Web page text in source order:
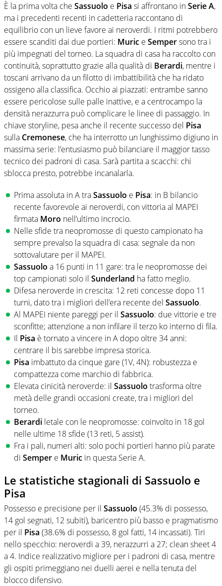
È la prima volta che Sassuolo e Pisa si affrontano inSerie A,
ma i precedenti recenti in cadetteria raccontano di
equilibrio con un lieve favore ai neroverdi. I ritmi potrebbero
essere scanditi dai due portieri: Muric e Sempersono tra i
più impegnati del torneo. La squadra di casa ha raccolto con
continuità, soprattutto grazie alla qualità di Berardi, mentre i
toscani arrivano da un filotto di imbattibilità che ha ridato
ossigeno alla classifica. Occhio ai piazzati: entrambe sanno
essere pericolose sulle palle inattive, e a centrocampo la
densità nerazzurra può complicare le linee di passaggio. In
chiave storyline, pesa anche il recente successo del Pisa
sulla Cremonese, che ha interrotto un lunghissimo digiuno in
massima serie: l’entusiasmo può bilanciare il maggior tasso
tecnico dei padroni di casa. Sarà partita a scacchi: chi
sblocca presto, potrebbe incanalarla.
Prima assoluta in A traSassuolo e Pisa: in B bilancio
recente favorevole ai neroverdi, con vittoria al MAPEI
firmata Moro nell’ultimo incrocio.
Nelle sfide tra neopromosse di questo campionato ha
sempre prevalso la squadra di casa: segnale da non
sottovalutare per il MAPEI.
Sassuolo a 16 punti in 11 gare: tra le neopromosse dei
top campionati solo il Sunderland ha fatto meglio.
Difesa neroverde in crescita: 12 reti concesse dopo 11
turni, dato tra i migliori dell’era recente del Sassuolo.
Al MAPEI niente pareggi per il Sassuolo: due vittorie e tre
sconfitte; attenzione a non infilare il terzo ko interno di fila.
Il Pisa è tornato a vincere in A dopo oltre 34 anni:
centrare il bis sarebbe impresa storica.
Pisa imbattuto da cinque gare (1V, 4N): robustezza e
compattezza come marchio di fabbrica.
Elevata cinicità neroverde: il Sassuolo trasforma oltre
metà delle grandi occasioni create, tra i migliori del
torneo.
Berardi letale con le neopromosse: coinvolto in 18 gol
nelle ultime 18 sfide (13 reti, 5 assist).
Fra i pali, numeri alti: solo pochi portieri hanno più parate
di Semper e Muric in questa Serie A.
Le statistiche stagionali di Sassuolo e
Pisa
Possesso e precisione per il Sassuolo (45.3% di possesso,
14 gol segnati, 12 subiti), baricentro più basso e pragmatismo
per il Pisa (38.6% di possesso, 8 gol fatti, 14 incassati). Tiri
nello specchio: neroverdi a 39, nerazzurri a 27; clean sheet 4
a 4. Indice realizzativo migliore per i padroni di casa, mentre
gli ospiti primeggiano nei duelli aerei e nella tenuta del
blocco difensivo.